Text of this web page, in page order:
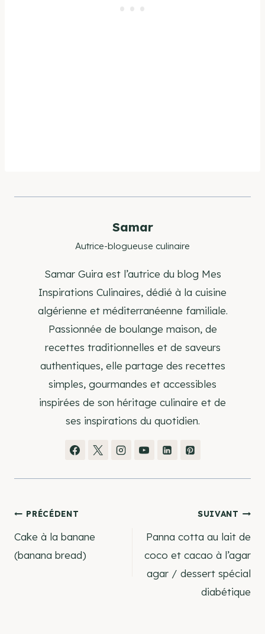
Samar
Autrice-blogueuse culinaire
Samar Guira est l’autrice du blog Mes
Inspirations Culinaires, dédié à la cuisine
algérienne et méditerranéenne familiale.
Passionnée de boulange maison, de
recettes traditionnelles et de saveurs
authentiques, elle partage des recettes
simples, gourmandes et accessibles
inspirées de son héritage culinaire et de
ses inspirations du quotidien.
Navigation
de
PRÉCÉDENT
Cake à la banane
(banana bread)
SUIVANT
Panna cotta au lait de
coco et cacao à l’agar
agar / dessert spécial
diabétique